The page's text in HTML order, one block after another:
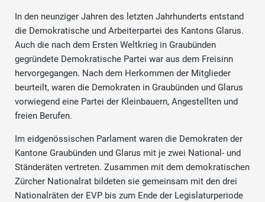
In den neunziger Jahren des letzten Jahrhunderts entstand
die Demokratische und Arbeiterpartei des Kantons Glarus.
Auch die nach dem Ersten Weltkrieg in Graubünden
gegründete Demokratische Partei war aus dem Freisinn
hervorgegangen. Nach dem Herkommen der Mitglieder
beurteilt, waren die Demokraten in Graubünden und Glarus
vorwiegend eine Partei der Kleinbauern, Angestellten und
freien Berufen.
Im eidgenössischen Parlament waren die Demokraten der
Kantone Graubünden und Glarus mit je zwei National- und
Ständeräten vertreten. Zusammen mit dem demokratischen
Zürcher Nationalrat bildeten sie gemeinsam mit den drei
Nationalräten der EVP bis zum Ende der Legislaturperiode